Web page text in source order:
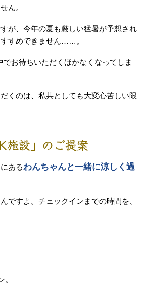
ん。
が、今年の夏も厳しい猛暑が予想され
すめできません……。
お待ちいただくほかなくなってしま
くのは、私共としても大変心苦しい限
施設」のご提案
あるわんちゃんと一緒に涼しく過
ですよ。チェックインまでの時間を、